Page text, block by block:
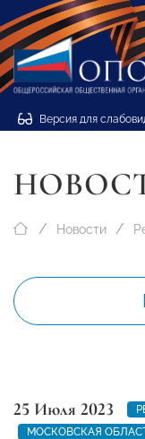
Версия для
Новости
25 Июля 2023
МОСКОВСКАЯ